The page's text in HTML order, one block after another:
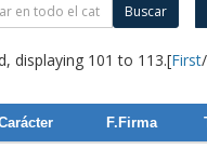
Buscar
displaying 101 to 113.[First/
F.Firma